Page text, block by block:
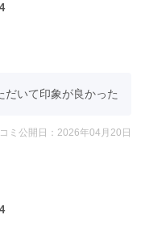
4
だいて印象が良かった
ミ公開日：2026年04月20日
4